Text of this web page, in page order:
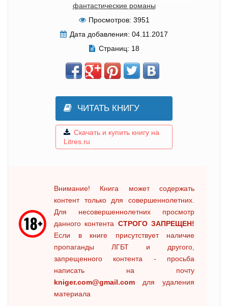
фантастические романы
Просмотров: 3951
Дата добавления: 04.11.2017
Страниц: 18
ЧИТАТЬ КНИГУ
Скачать и купить книгу на
Litres.ru
Внимание! Книга может содержать
контент только для совершеннолетних.
Для несовершеннолетних просмотр
данного контента СТРОГО ЗАПРЕЩЕН!
Если в книге присутствует наличие
пропаганды ЛГБТ и другого,
запрещенного контента - просьба
написать на почту
kniger.com@gmail.com для удаления
материала